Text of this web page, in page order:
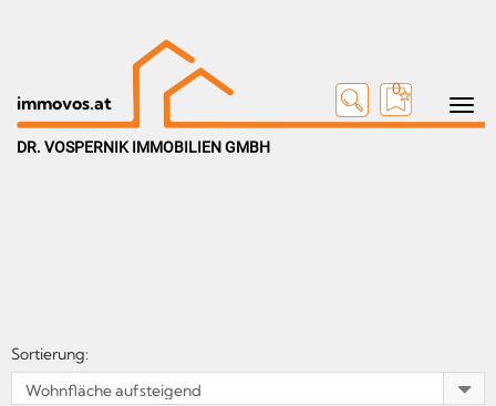
Toggle
immovos.at
0
DR. VOSPERNIK IMMOBILIEN GMBH
Sortierung: